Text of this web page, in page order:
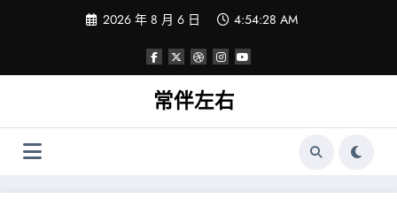
2026 年 8 月 6 日 4:54:28 AM
常伴左右